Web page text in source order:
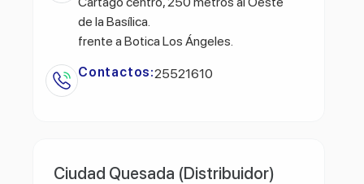
de la Basílica.
frente a Botica Los Ángeles.
Contactos:25521610
Ciudad Quesada (Distribuidor)